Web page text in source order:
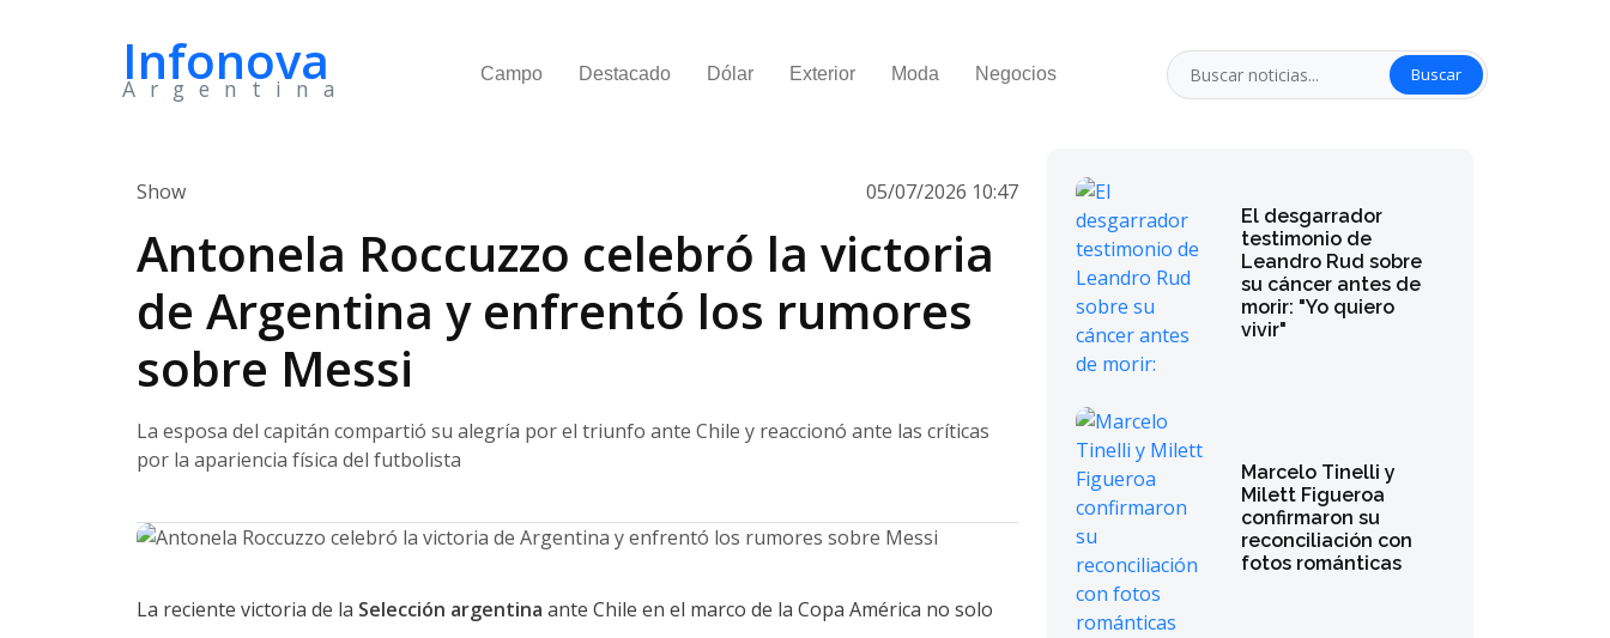
Infonova
Argentina
Campo Destacado Dólar Exterior Moda Negocios Buscar
Show 05/07/2026 10:47
Antonela Roccuzzo celebró la victoria
de Argentina y enfrentó los rumores
sobre Messi
La esposa del capitán compartió su alegría por el triunfo ante Chile y reaccionó ante las críticas
por la apariencia física del futbolista
La reciente victoria de la Selección argentina ante Chile en el marco de la Copa América no solo
El desgarrador
testimonio de
Leandro Rud sobre
su cáncer antes de
morir: "Yo quiero
vivir"
Marcelo Tinelli y
Milett Figueroa
confirmaron su
reconciliación con
fotos románticas